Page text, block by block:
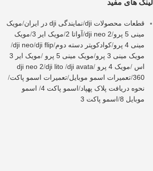
لینک های مفید
قطعات محصولات dji /نمایندگی dji در ایران /مویک
مینی 5 پرو
/
dji neo 2
/آواتا 2 /مویک ایر 3 /مویک
مینی 4 پرو
/کوادکوپتر دسته دوم/
dji neo/dji flip
/
مویک مینی 3 پرو
/مویک مینی 5 پرو /
مویک ایر 3
اس /مویک 4 پرو /
dji neo 2/dji lito /dji avata
360
/تعمیرات اسمو موبایل/تعمیرات اسمو پاکت/
نحوه دریافت پلاک پهپاد/اسمو پاکت 4 / اسمو
موبایل 8
/اسمو پاکت 3